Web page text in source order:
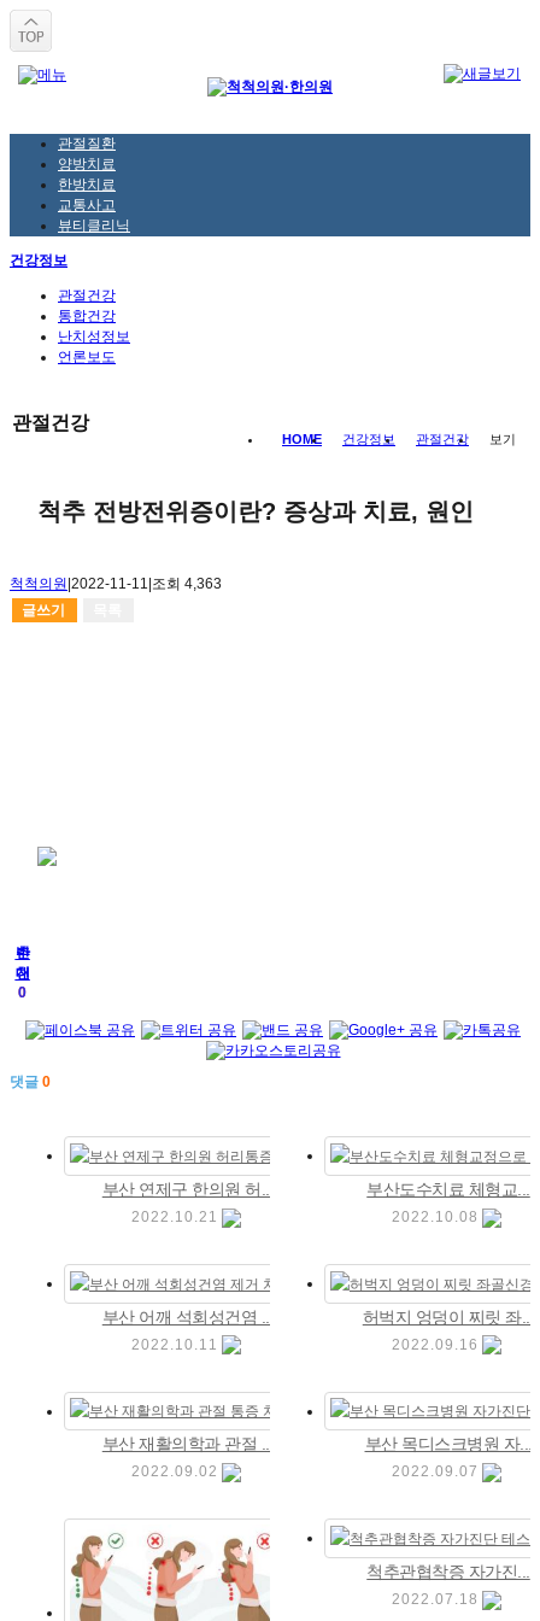
관절질환
양방치료
한방치료
교통사고
뷰티클리닉
건강정보
관절건강
통합건강
난치성정보
언론보도
관절건강
HOME 건강정보 관절건강 보기
척추 전방전위증이란? 증상과 치료, 원인
척척의원|2022-11-11|조회 4,363
글쓰기
추
천
0
반
대
0
댓글 0
부산 연제구 한의원 허...
2022.10.21
부산도수치료 체형교...
2022.10.08
부산 어깨 석회성건염 ...
2022.10.11
허벅지 엉덩이 찌릿 좌...
2022.09.16
부산 재활의학과 관절 ...
2022.09.02
부산 목디스크병원 자...
2022.09.07
척추관협착증 자가진...
2022.07.18